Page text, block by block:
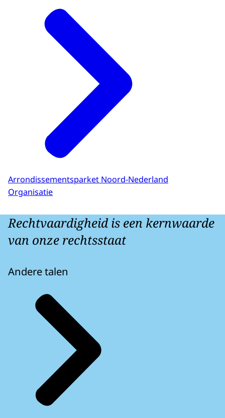
Download
Arrondissementsparket Noord-Nederland
Organisatie
Rechtvaardigheid is een kernwaarde
van onze rechtsstaat
Andere talen